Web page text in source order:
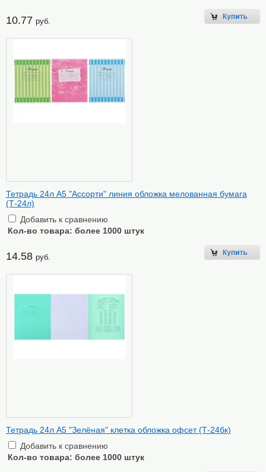
10.77 руб.
Тетрадь 24л А5 "Ассорти" линия обложка мелованная бумага
(Т-24л)
Добавить к сравнению
Кол-во товара: более 1000 штук
14.58 руб.
Тетрадь 24л А5 "Зелёная" клетка обложка офсет (Т-24бк)
Добавить к сравнению
Кол-во товара: более 1000 штук